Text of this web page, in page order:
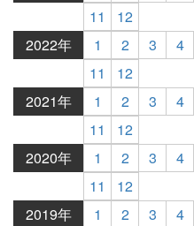
11
12
2022年
1 2 3 4
11
12
2021年
1 2 3 4
11
12
2020年
1 2 3 4
11
12
2019年
1 2 3 4